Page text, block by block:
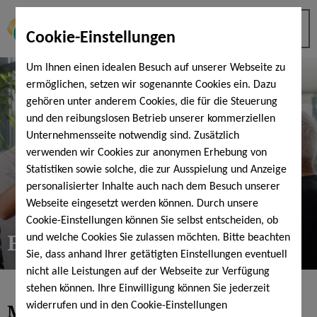
Cookie-Einstellungen
Um Ihnen einen idealen Besuch auf unserer Webseite zu
ermöglichen, setzen wir sogenannte Cookies ein. Dazu
gehören unter anderem Cookies, die für die Steuerung
und den reibungslosen Betrieb unserer kommerziellen
Unternehmensseite notwendig sind. Zusätzlich
verwenden wir Cookies zur anonymen Erhebung von
Statistiken sowie solche, die zur Ausspielung und Anzeige
personalisierter Inhalte auch nach dem Besuch unserer
Webseite eingesetzt werden können. Durch unsere
Cookie-Einstellungen können Sie selbst entscheiden, ob
und welche Cookies Sie zulassen möchten. Bitte beachten
Sie, dass anhand Ihrer getätigten Einstellungen eventuell
nicht alle Leistungen auf der Webseite zur Verfügung
stehen können. Ihre Einwilligung können Sie jederzeit
widerrufen und in den Cookie-Einstellungen
Fitnesstarife
Mitgliedschaft & Tarife